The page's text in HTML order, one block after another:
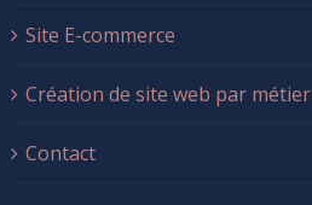
Site E-commerce
Création de site web par métier
Contact